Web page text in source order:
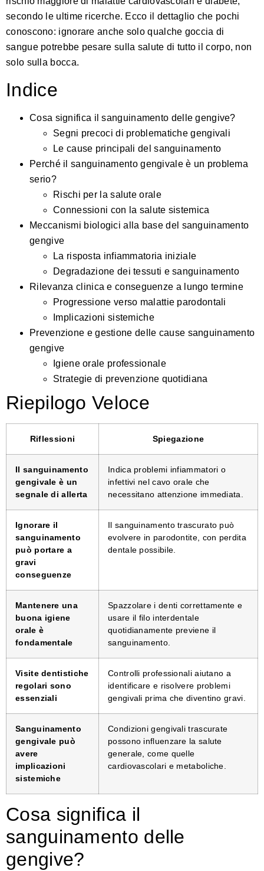
secondo le ultime ricerche. Ecco il dettaglio che pochi
conoscono: ignorare anche solo qualche goccia di
sangue potrebbe pesare sulla salute di tutto il corpo, non
solo sulla bocca.
Indice
Cosa significa il sanguinamento delle gengive?
Segni precoci di problematiche gengivali
Le cause principali del sanguinamento
Perché il sanguinamento gengivale è un problema
serio?
Rischi per la salute orale
Connessioni con la salute sistemica
Meccanismi biologici alla base del sanguinamento
gengive
La risposta infiammatoria iniziale
Degradazione dei tessuti e sanguinamento
Rilevanza clinica e conseguenze a lungo termine
Progressione verso malattie parodontali
Implicazioni sistemiche
Prevenzione e gestione delle cause sanguinamento
gengive
Igiene orale professionale
Strategie di prevenzione quotidiana
Riepilogo Veloce
Riflessioni Spiegazione
Il sanguinamento
gengivale è un
segnale di allerta
Indica problemi infiammatori o
infettivi nel cavo orale che
necessitano attenzione immediata.
Ignorare il
sanguinamento
può portare a
gravi
conseguenze
Il sanguinamento trascurato può
evolvere in parodontite, con perdita
dentale possibile.
Mantenere una
buona igiene
orale è
fondamentale
Spazzolare i denti correttamente e
usare il filo interdentale
quotidianamente previene il
sanguinamento.
Visite dentistiche
regolari sono
essenziali
Controlli professionali aiutano a
identificare e risolvere problemi
gengivali prima che diventino gravi.
Sanguinamento
gengivale può
avere
implicazioni
sistemiche
Condizioni gengivali trascurate
possono influenzare la salute
generale, come quelle
cardiovascolari e metaboliche.
Cosa significa il
sanguinamento delle
gengive?